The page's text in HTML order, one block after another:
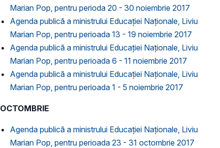
Marian Pop, pentru perioda 20 - 30 noiembrie 2017
Agenda publică a ministrului Educației Naționale, Liviu
Marian Pop, pentru perioada 13 - 19 noiembrie 2017
Agenda publică a ministrului Educației Naționale, Liviu
Marian Pop, pentru perioada 6 - 11 noiembrie 2017
Agenda publică a ministrului Educației Naționale, Liviu
Marian Pop, pentru perioada 1 - 5 noiembrie 2017
OCTOMBRIE
Agenda publică a ministrului Educației Naționale, Liviu
Marian Pop, pentru perioada 23 - 31 octombrie 2017